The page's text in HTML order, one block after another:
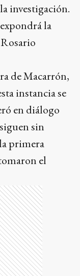
investigación.
la
de Macarrón,
instancia se
en diálogo
sin
primera
el